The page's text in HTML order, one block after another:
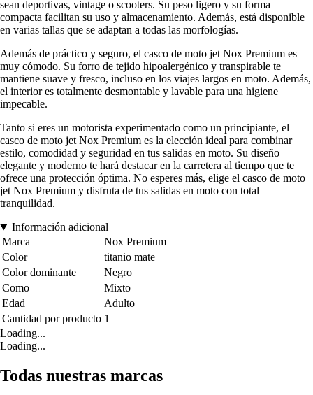
sean deportivas, vintage o scooters. Su peso ligero y su forma
compacta facilitan su uso y almacenamiento. Además, está disponible
en varias tallas que se adaptan a todas las morfologías.
Además de práctico y seguro, el casco de moto jet Nox Premium es
muy cómodo. Su forro de tejido hipoalergénico y transpirable te
mantiene suave y fresco, incluso en los viajes largos en moto. Además,
el interior es totalmente desmontable y lavable para una higiene
impecable.
Tanto si eres un motorista experimentado como un principiante, el
casco de moto jet Nox Premium es la elección ideal para combinar
estilo, comodidad y seguridad en tus salidas en moto. Su diseño
elegante y moderno te hará destacar en la carretera al tiempo que te
ofrece una protección óptima. No esperes más, elige el casco de moto
jet Nox Premium y disfruta de tus salidas en moto con total
tranquilidad.
Información adicional
Marca
Nox Premium
Color
titanio mate
Color dominante
Negro
Como
Mixto
Edad
Adulto
Cantidad por producto 1
Loading...
Loading...
Todas nuestras marcas